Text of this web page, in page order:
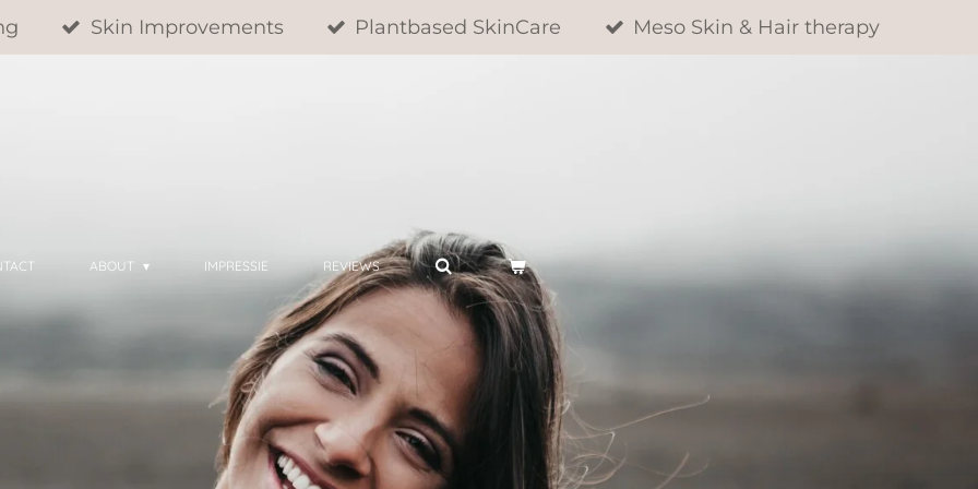
Skin Improvements Plantbased SkinCare Meso Skin & Hair therapy
ABOUT IMPRESSIE REVIEWS